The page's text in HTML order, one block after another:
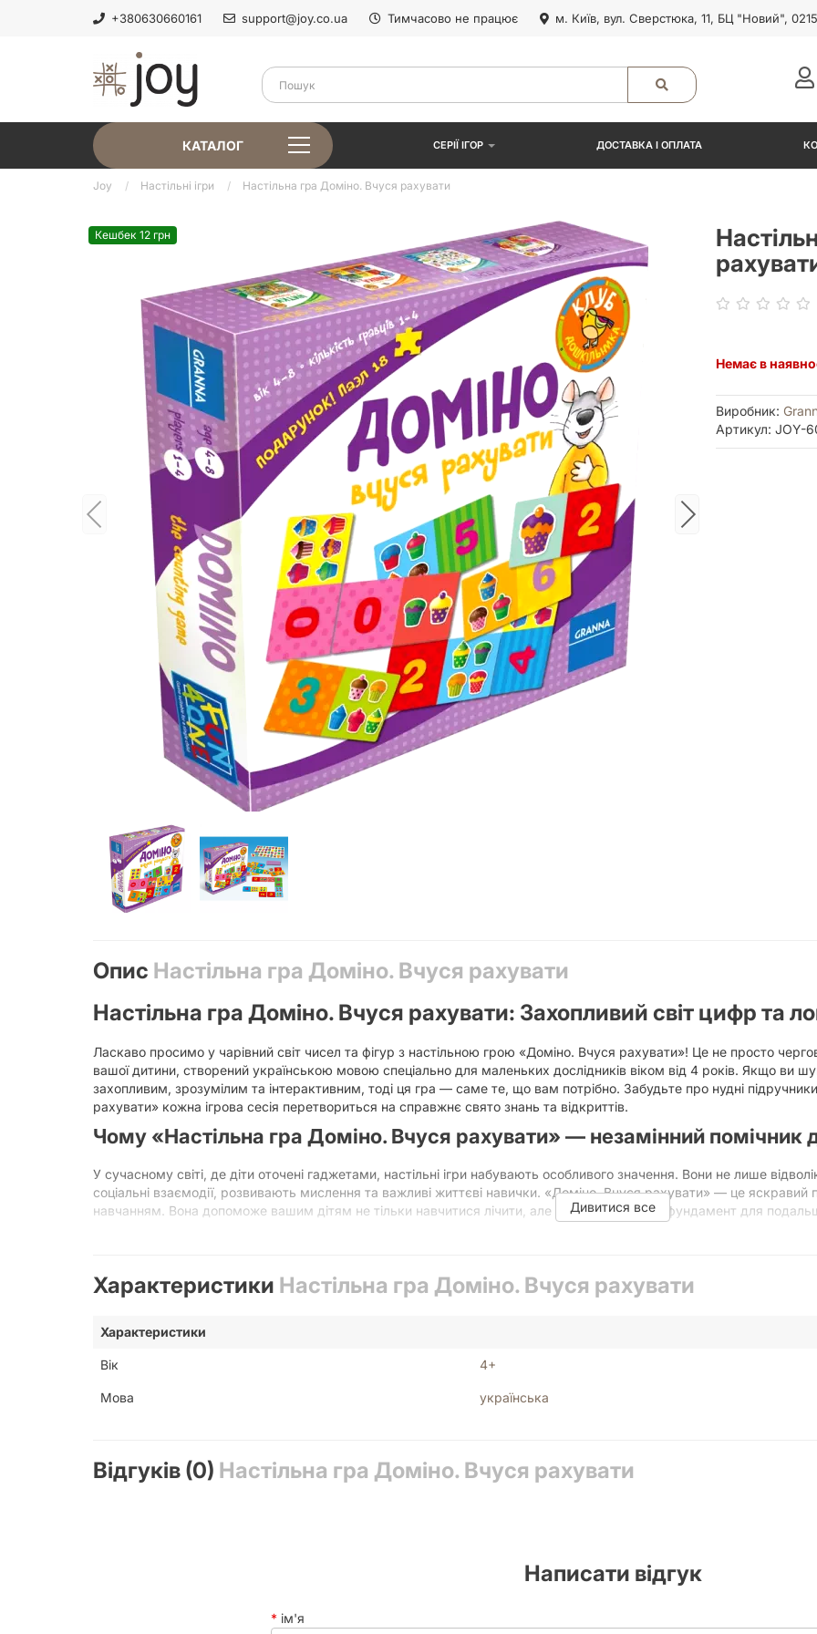
+380630660161 support@joy.co.ua Тимчасово не працює м. Київ, вул. Сверстюка, 11, БЦ "Новий",
КАТАЛОГ СЕРІЇ ІГОР ДОСТАВКА І ОПЛАТА
Joy Настільні ігри Настільна гра Доміно. Вчуся рахувати
Кешбек 12 грн
Немає в
Виробник:
Артикул: JOY-
Опис Настільна гра Доміно. Вчуся рахувати
Настільна гра Доміно. Вчуся рахувати: Захопливий світ цифр та
Ласкаво просимо у чарівний світ чисел та фігур з настільною грою «Доміно. Вчуся рахувати»! Це не просто
вашої дитини, створений українською мовою спеціально для маленьких дослідників віком від 4 років. Якщо ви
захопливим, зрозумілим та інтерактивним, тоді ця гра — саме те, що вам потрібно. Забудьте про нудні
рахувати» кожна ігрова сесія перетвориться на справжнє свято знань та відкриттів.
Чому «Настільна гра Доміно. Вчуся рахувати» — незамінний помічник
У сучасному світі, де діти оточені гаджетами, настільні ігри набувають особливого значення. Вони не лише
соціальні взаємодії, розвивають мислення та важливі життєві навички. «Доміно. Вчуся рахувати» — це яскравий
навчанням. Вона допоможе вашим дітям не тільки навчитися лічити, але й закладе міцний фундамент для
Навчання рахунку та базової арифметики:Основна мета гри — навчити дітей розпізнавати цифри,
кількістю та числом. Це чудовий спосіб освоїти основи лічби до 10 і навіть більше, адже кожна фішка доміно
вчаться бачити зв'язки між елементами та вибудовувати логічні ланцюжки.
фізичного розвитку.
Зорова пам'ять:
Дитина запам'ятовує розташування фішок, їхні значення, що сприяє розвитку зорової
Особливості настільної гри «Доміно. Вчуся рахувати»:
збагачуючи словниковий запас дитини термінами, пов'язаними з лічбою.
Дивитися все
Характеристики Настільна гра Доміно. Вчуся рахувати
Характеристики
Вік 4+
Мова українська
Відгуків (0) Настільна гра Доміно. Вчуся рахувати
Написати відгук
ім'я